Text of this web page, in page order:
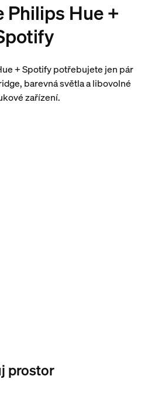
Philips Hue +
+ Spotify potřebujete jen pár
barevná světla a libovolné
zařízení.
prostor